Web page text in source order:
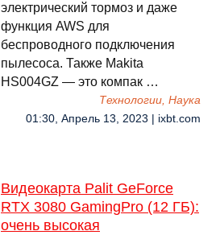
электрический тормоз и даже
функция AWS для
беспроводного подключения
пылесоса. Также Makita
HS004GZ — это компак …
Технологии, Наука
01:30, Апрель 13, 2023 | ixbt.com
Видеокарта Palit GeForce
RTX 3080 GamingPro (12 ГБ):
очень высокая